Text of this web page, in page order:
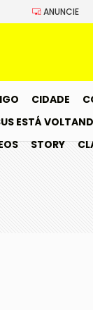
ANUNCIE
CIDADE
ESTÁ
STORY